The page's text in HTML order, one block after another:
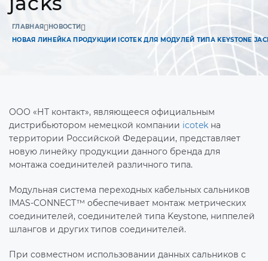
ГЛАВНАЯ
НОВОСТИ
НОВАЯ ЛИНЕЙКА ПРОДУКЦИИ ICOTEK ДЛЯ МОДУЛЕЙ ТИПА KEYSTONE
ООО «НТ контакт», являющееся официальным
дистрибьютором немецкой компании icotek на
территории Российской Федерации, представляет
новую линейку продукции данного бренда для
монтажа соединителей различного типа.
Модульная система переходных кабельных сальников
IMAS-CONNECT™ обеспечивает монтаж метрических
соединителей, соединителей типа Keystone, ниппелей
шлангов и других типов соединителей.
При совместном использовании данных сальников с